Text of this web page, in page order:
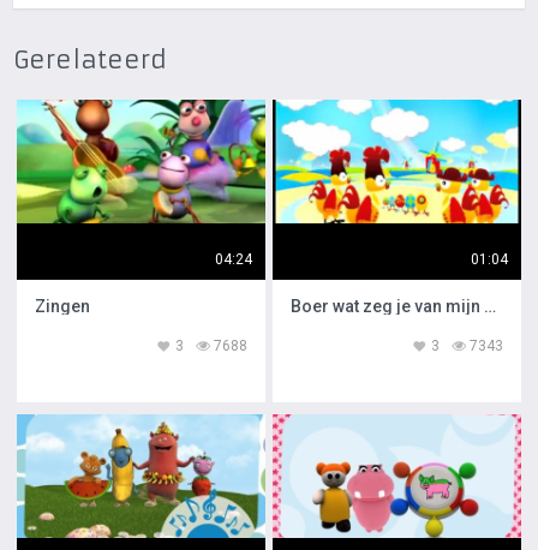
Gerelateerd
04:24
Zingen
7688
3
01:04
Boer wat zeg je van mijn kippen
7343
3